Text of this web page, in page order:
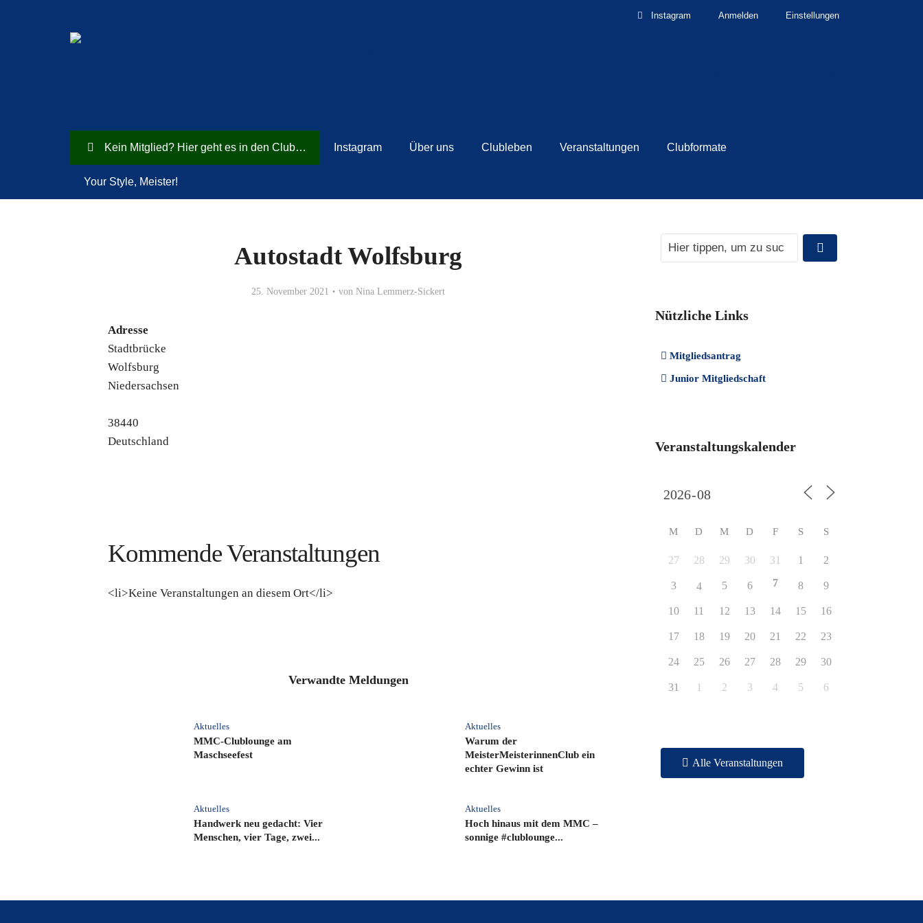
Instagram Anmelden Einstellungen
Kein Mitglied? Hier geht es in den Club… Instagram Über uns Clubleben Veranstaltungen Clubformate
Your Style, Meister!
Autostadt Wolfsburg
25. November 2021 von Nina Lemmerz-Sickert
Adresse
Stadtbrücke
Wolfsburg
Niedersachsen
38440
Deutschland
Kommende Veranstaltungen
<li>Keine Veranstaltungen an diesem Ort</li>
Verwandte Meldungen
Aktuelles
MMC‑Clublounge am
Maschseefest
Aktuelles
Warum der
MeisterMeisterinnenClub ein
echter Gewinn ist
Aktuelles
Handwerk neu gedacht: Vier
Menschen, vier Tage, zwei...
Aktuelles
Hoch hinaus mit dem MMC –
sonnige #clublounge...
Nützliche Links
Mitgliedsantrag
Junior Mitgliedschaft
Veranstaltungskalender
M D M D F S S
27 28 29 30 31 1 2
3 4 5 6 7 8 9
10 11 12 13 14 15 16
17 18 19 20 21 22 23
24 25 26 27 28 29 30
31 1 2 3 4 5 6
Alle Veranstaltungen